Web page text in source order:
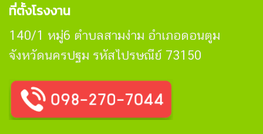
ที่ตั้งโรงงาน
140/1 หมู่6 ตำบลสามง่าม อำเภอดอนตูม
จังหวัดนครปฐม รหัสไปรษณีย์ 73150